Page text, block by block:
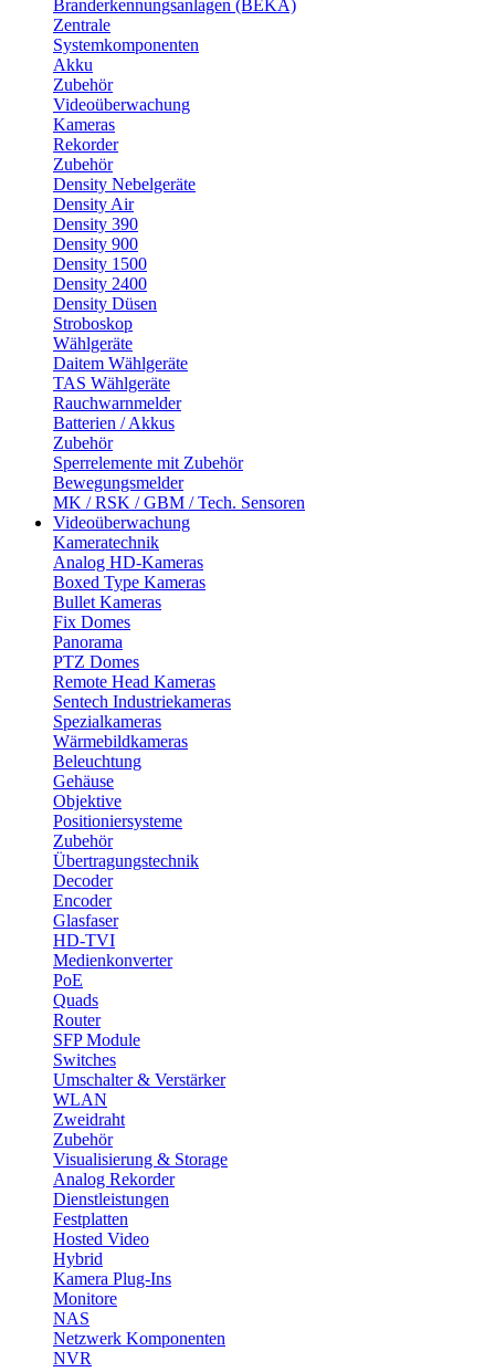
Branderkennungsanlagen (BEKA)
Zentrale
Systemkomponenten
Akku
Zubehör
Videoüberwachung
Kameras
Rekorder
Zubehör
Density Nebelgeräte
Density Air
Density 390
Density 900
Density 1500
Density 2400
Density Düsen
Stroboskop
Wählgeräte
Daitem Wählgeräte
TAS Wählgeräte
Rauchwarnmelder
Batterien / Akkus
Zubehör
Sperrelemente mit Zubehör
Bewegungsmelder
MK / RSK / GBM / Tech. Sensoren
Videoüberwachung
Kameratechnik
Analog HD-Kameras
Boxed Type Kameras
Bullet Kameras
Fix Domes
Panorama
PTZ Domes
Remote Head Kameras
Sentech Industriekameras
Spezialkameras
Wärmebildkameras
Beleuchtung
Gehäuse
Objektive
Positioniersysteme
Zubehör
Übertragungstechnik
Decoder
Encoder
Glasfaser
HD-TVI
Medienkonverter
PoE
Quads
Router
SFP Module
Switches
Umschalter & Verstärker
WLAN
Zweidraht
Zubehör
Visualisierung & Storage
Analog Rekorder
Dienstleistungen
Festplatten
Hosted Video
Hybrid
Kamera Plug-Ins
Monitore
NAS
Netzwerk Komponenten
NVR